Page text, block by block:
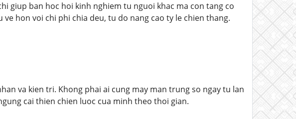
giup ban hoc hoi kinh nghiem tu nguoi khac ma con tang co
hon voi chi phi chia deu, tu do nang cao ty le chien thang.
va kien tri. Khong phai ai cung may man trung so ngay tu lan
cai thien chien luoc cua minh theo thoi gian.